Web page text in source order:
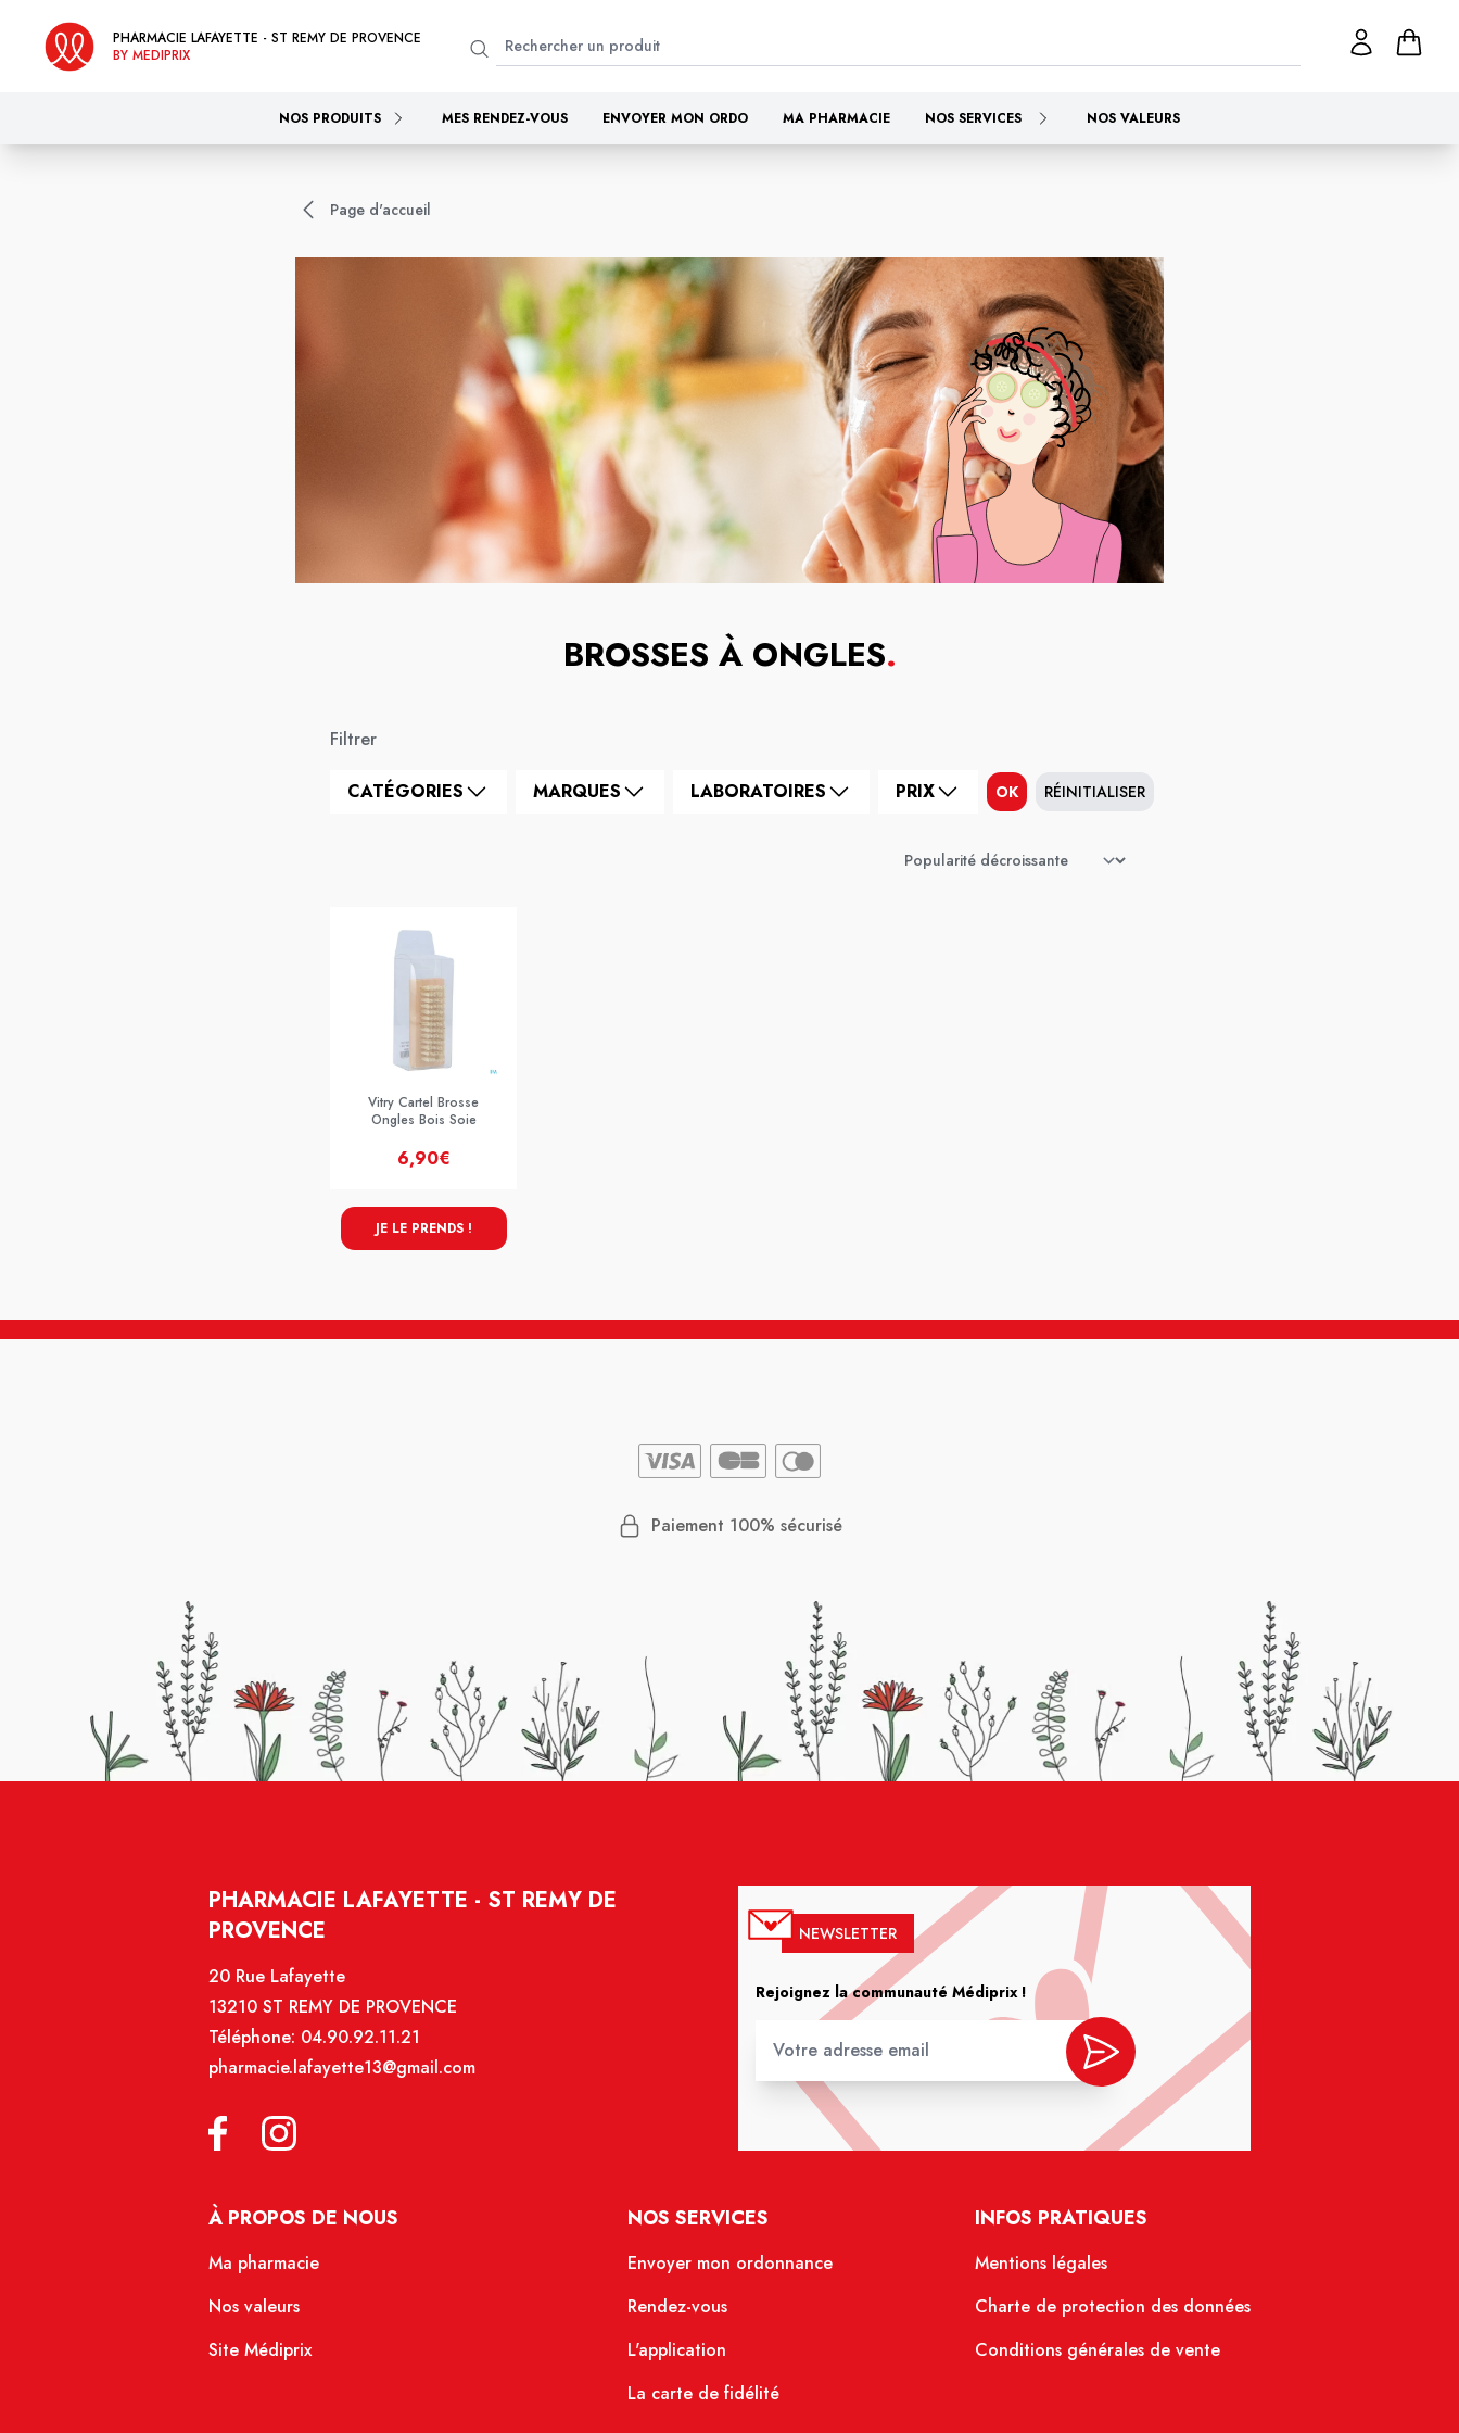
PHARMACIE LAFAYETTE - ST REMY DE PROVENCE
BY MEDIPRIX
NOS PRODUITS MES RENDEZ-VOUS ENVOYER MON ORDO MA PHARMACIE NOS SERVICES NOS VALEURS
Page d'accueil
BROSSES À ONGLES.
Filtrer
CATÉGORIES MARQUES LABORATOIRES PRIX OK RÉINITIALISER
Vitry Cartel Brosse
Ongles Bois Soie
6,90€
JE LE PRENDS !
Paiement 100% sécurisé
PHARMACIE LAFAYETTE - ST REMY DE
PROVENCE
20 Rue Lafayette
13210 ST REMY DE PROVENCE
Téléphone: 04.90.92.11.21
pharmacie.lafayette13@gmail.com
NEWSLETTER
Rejoignez la communauté Médiprix !
À PROPOS DE NOUS
Ma pharmacie
Nos valeurs
Site Médiprix
NOS SERVICES
Envoyer mon ordonnance
Rendez-vous
L'application
La carte de fidélité
INFOS PRATIQUES
Mentions légales
Charte de protection des données
Conditions générales de vente